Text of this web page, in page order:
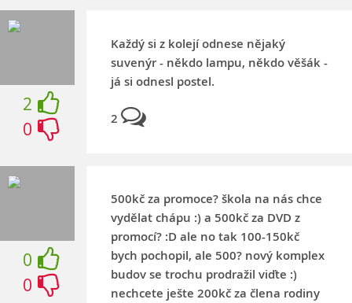
2
0
Každý si z kolejí odnese nějaký
suvenýr - někdo lampu, někdo věšák -
já si odnesl postel.
2
0
0
500kč za promoce? škola na nás chce
vydělat chápu :) a 500kč za DVD z
promocí? :D ale no tak 100-150kč
bych pochopil, ale 500? nový komplex
budov se trochu prodražil viďte :)
nechcete ješte 200kč za člena rodiny